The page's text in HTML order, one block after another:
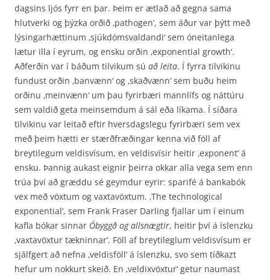
dagsins ljós fyrr en þar. Þeim er ætlað að gegna sama
hlutverki og þýzka orðið ‚pathogen‘, sem áður var þýtt með
lýsingarhættinum ‚sjúkdómsvaldandi‘ sem óneitanlega
lætur illa í eyrum, og ensku orðin ‚exponential growth‘.
Aðferðin var í báðum tilvikum sú að leita. Í fyrra tilvikinu
fundust orðin ‚banvænn‘ og ‚skaðvænn‘ sem buðu heim
orðinu ‚meinvænn‘ um þau fyrirbæri mannlífs og nátt­úru
sem valdið geta meinsemdum á sál eða líkama. Í síðara
tilvikinu var leitað eftir hvers­dagslegu fyrirbæri sem vex
með þeim hætti er stærðfræðingar kenna við föll af
breytilegum veldisvísum, en veldisvísir heitir ‚exponent‘ á
ensku. Þannig aukast eignir þeirra okkar alla vega sem enn
trúa því að græddu sé geymdur eyrir: sparifé á bankabók
vex með vöxtum og vaxta­vöxtum. ‚The technological
exponential‘, sem Frank Fraser Darling fjallar um í einum
kafla bókar sinnar Óbyggð og allsnægtir, heitir því á íslenzku
‚vaxtavöxtur tækninnar‘. Föll af breytileglum veldisvísum er
sjálfgert að nefna ‚veldisföll‘ á íslenzku, svo sem tíðkazt
hefur um nokkurt skeið. En ‚veldixvöxtur‘ getur naumast